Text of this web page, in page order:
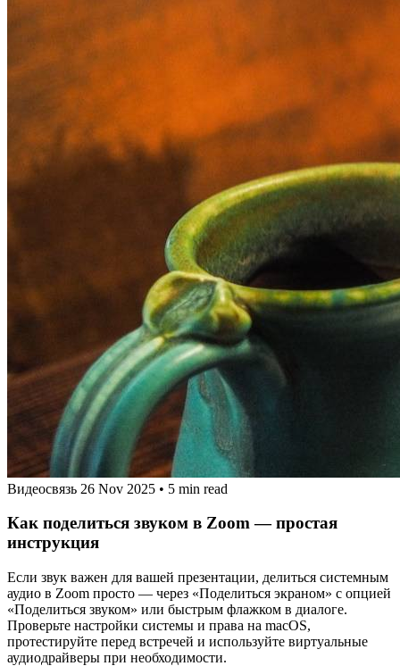
Видеосвязь 26 Nov 2025 • 5 min read
Как поделиться звуком в Zoom — простая
инструкция
Если звук важен для вашей презентации, делиться системным
аудио в Zoom просто — через «Поделиться экраном» с опцией
«Поделиться звуком» или быстрым флажком в диалоге.
Проверьте настройки системы и права на macOS,
протестируйте перед встречей и используйте виртуальные
аудиодрайверы при необходимости.